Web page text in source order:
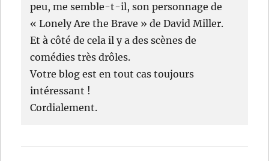
peu, me semble-t-il, son personnage de
« Lonely Are the Brave » de David Miller.
Et à côté de cela il y a des scènes de
comédies très drôles.
Votre blog est en tout cas toujours
intéressant !
Cordialement.